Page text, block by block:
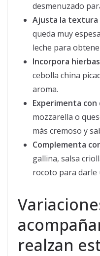
desmenuzado
Ajusta la textura
queda muy
leche para
Incorpora
cebolla china
aroma.
Experimenta con
mozzarella o
más cremoso y
Complementa
gallina, salsa
rocoto para
realzan